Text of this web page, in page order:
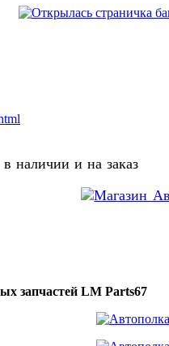
наличии и на заказ
запчастей LM Parts67